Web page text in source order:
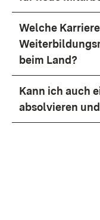
Welche
beim Land?
Kann ich auch
absolvieren